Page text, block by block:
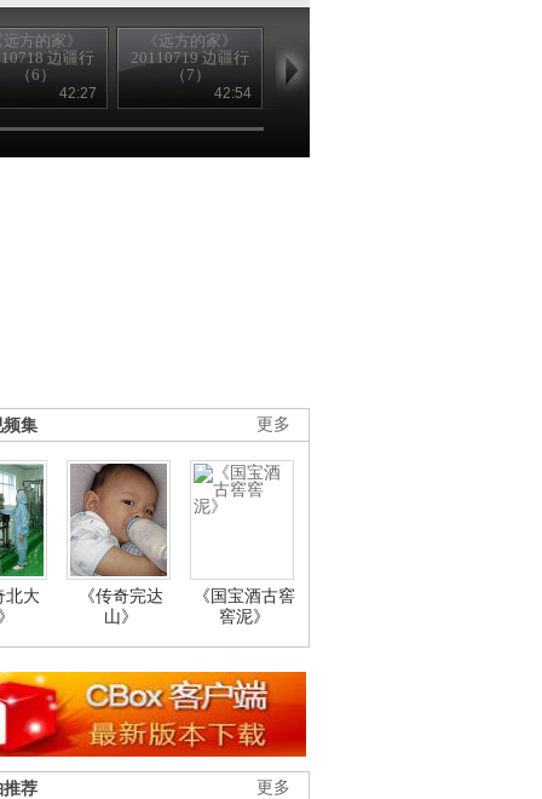
方的家》
边疆行
（6）
42:27
《远方的家》
20110719 边疆行
（7）
42:54
20110720 边疆行
更多
频集
北大
《传奇完达
山》
《国宝酒古窖
窖泥》
更多
推荐